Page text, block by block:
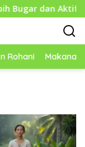
dan Aktif Setiap
Rohani Makanan